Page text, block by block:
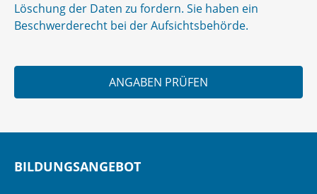
Löschung der Daten zu fordern. Sie haben ein
Beschwerderecht bei der Aufsichtsbehörde.
ANGABEN PRÜFEN
BILDUNGSANGEBOT